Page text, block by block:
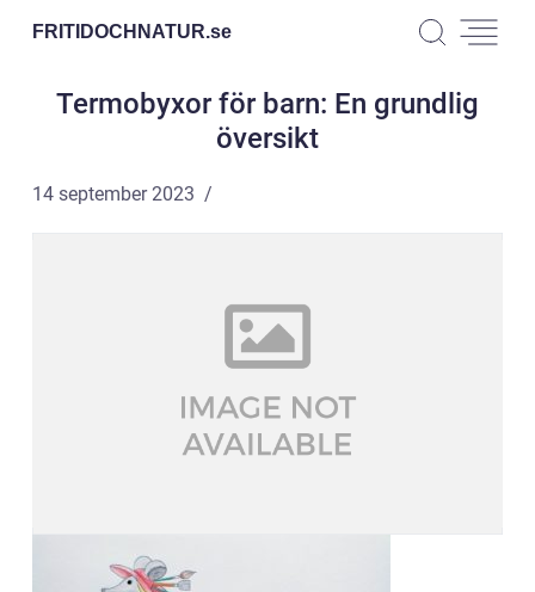
FRITIDOCHNATUR.se
Termobyxor för barn: En grundlig
översikt
14 september 2023